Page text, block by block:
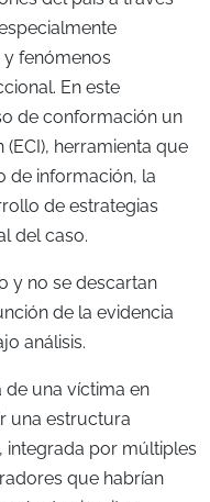
fenómenos
En este
de conformación un
herramienta que
de información, la
de estrategias
del caso.
y no se descartan
de la evidencia
análisis.
una víctima en
una estructura
integrada por múltiples
que habrían